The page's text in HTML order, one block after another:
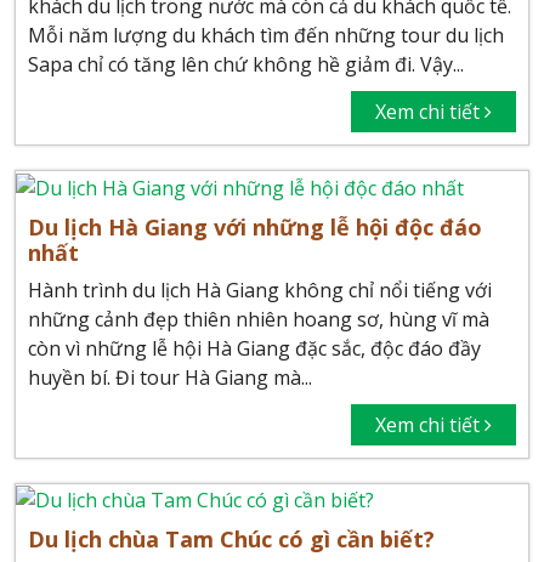
khách du lịch trong nước mà còn cả du khách quốc tế.
Mỗi năm lượng du khách tìm đến những tour du lịch
Sapa chỉ có tăng lên chứ không hề giảm đi. Vậy...
Xem chi tiết
Du lịch Hà Giang với những lễ hội độc đáo
nhất
Hành trình du lịch Hà Giang không chỉ nổi tiếng với
những cảnh đẹp thiên nhiên hoang sơ, hùng vĩ mà
còn vì những lễ hội Hà Giang đặc sắc, độc đáo đầy
huyền bí. Đi tour Hà Giang mà...
Xem chi tiết
Du lịch chùa Tam Chúc có gì cần biết?